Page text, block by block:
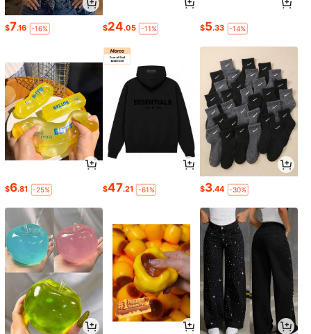
$7.16 -16% $24.05 -11% $5.33 -14%
$6.81 -25% $47.21 -61% $3.44 -30%